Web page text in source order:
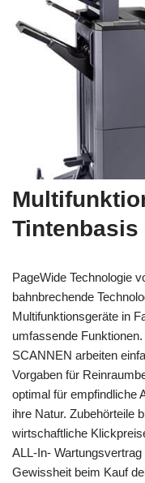
Tintenbasis
PageWide Technologie
bahnbrechende
Multifunktionsgeräte in
umfassende
SCANNEN arbeiten
Vorgaben für
optimal für empfindliche
ihre Natur. Zubehörteile
wirtschaftliche
ALL-In-
Gewissheit beim Kauf